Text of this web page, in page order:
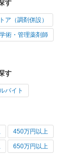
す
ア（調剤併設）
学術・管理薬剤師
す
バイト
450万円以上
650万円以上